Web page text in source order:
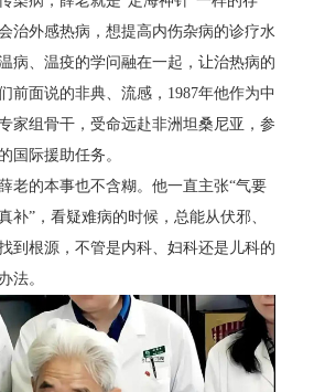
治外感热病，想提高内伤杂病的诊疗水
病、温疫的学问融在一起，让治热病的
前面说的非典、流感，1987年他作为中
家组骨干，受命远赴非洲坦桑尼亚，参
国际援助任务。
老的本事也不含糊。他一直主张“气要
补”，看疑难病的时候，总能从伏邪、
到根源，不管是内科、妇科还是儿科的
法。